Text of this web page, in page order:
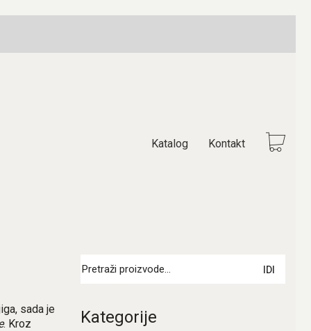
Katalog Kontakt
sada je
. Kroz
IDI
Kategorije